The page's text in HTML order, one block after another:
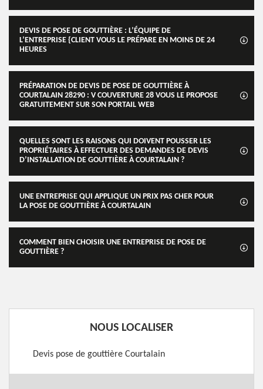
DEVIS DE POSE DE GOUTTIÈRE : L’ÉQUIPE DE
L’ENTREPRISE {CLIENT VOUS LE PRÉPARE EN MOINS DE 24
HEURES
PRÉPARATION DE DEVIS DE POSE DE GOUTTIÈRE À
COURTALAIN 28290 : V COUVERTURE 28 VOUS LE PROPOSE
GRATUITEMENT SUR SON PORTAIL WEB
QUELLES SONT LES RAISONS QUI DOIVENT POUSSER LES
PROPRIÉTAIRES À EFFECTUER DES DEMANDES DE DEVIS
D’INSTALLATION DE GOUTTIÈRE À COURTALAIN ?
UNE ENTREPRISE QUI APPLIQUE UN PRIX PAS CHER POUR
LA POSE DE GOUTTIÈRE À COURTALAIN
COMMENT BIEN CHOISIR UNE ENTREPRISE DE POSE DE
GOUTTIÈRE ?
NOUS LOCALISER
Devis pose de gouttière Courtalain